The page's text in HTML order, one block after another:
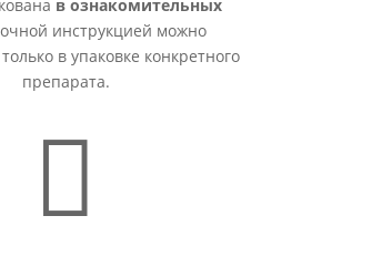
в ознакомительных
инструкцией можно
в упаковке конкретного
препарата.
